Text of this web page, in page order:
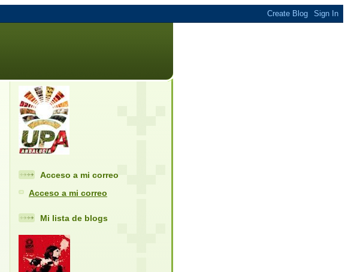
Acceso a mi correo
Acceso a mi correo
Mi lista de blogs